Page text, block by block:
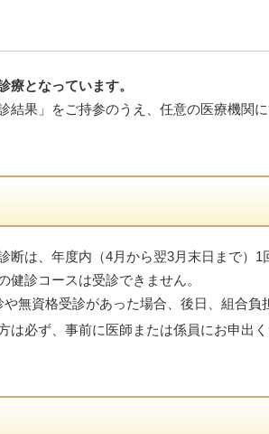
療となっています。
結果」をご持参のうえ、任意の医療機関に
断は、年度内（4月から翌3月末日まで）1
健診コースは受診できません。
無資格受診があった場合、後日、組合負
は必ず、事前に医師または係員にお申出く